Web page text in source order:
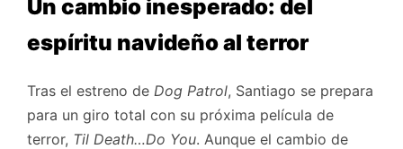
Un cambio inesperado: del
espíritu navideño al terror
Tras el estreno de Dog Patrol, Santiago se prepara
para un giro total con su próxima película de
terror, Til Death…Do You. Aunque el cambio de